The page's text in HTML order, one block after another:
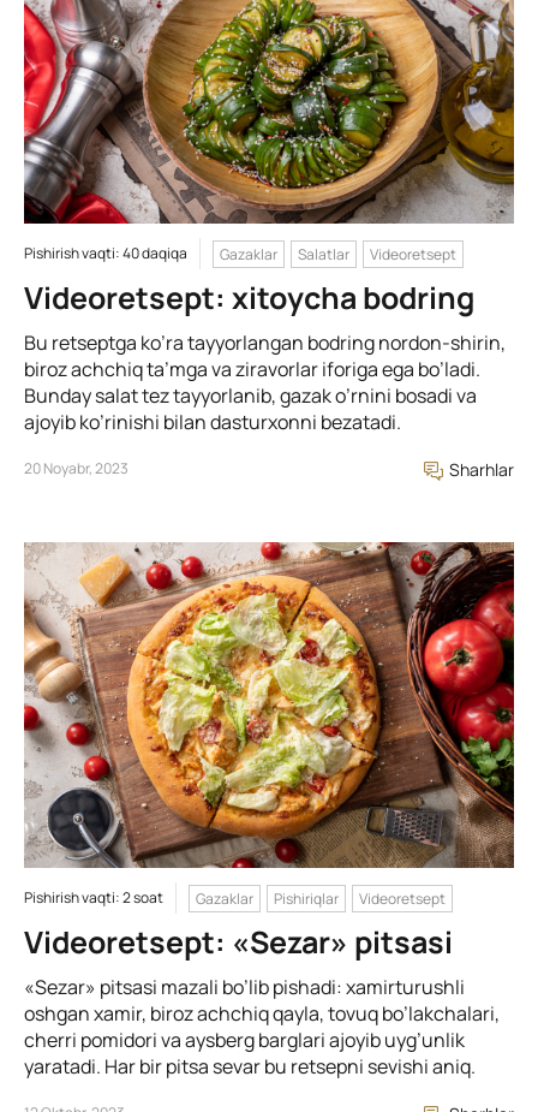
Pishirish vaqti: 40 daqiqa Gazaklar Salatlar Videoretsept
Videoretsept: xitoycha bodring
Bu retseptga ko’ra tayyorlangan bodring nordon-shirin,
biroz achchiq ta’mga va ziravorlar iforiga ega bo’ladi.
Bunday salat tez tayyorlanib, gazak o’rnini bosadi va
ajoyib ko’rinishi bilan dasturxonni bezatadi.
20 Noyabr, 2023 Sharhlar
Pishirish vaqti: 2 soat Gazaklar Pishiriqlar Videoretsept
Videoretsept: «Sezar» pitsasi
«Sezar» pitsasi mazali bo’lib pishadi: xamirturushli
oshgan xamir, biroz achchiq qayla, tovuq bo’lakchalari,
cherri pomidori va aysberg barglari ajoyib uyg’unlik
yaratadi. Har bir pitsa sevar bu retsepni sevishi aniq.